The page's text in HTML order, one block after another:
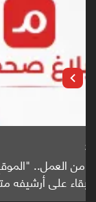
باحثون من
واعدة منشورة